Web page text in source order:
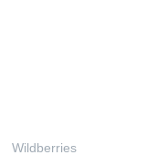
Wildberries